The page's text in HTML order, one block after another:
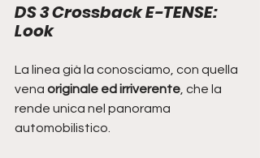
DS 3 Crossback E-TENSE:
Look
La linea già la conosciamo, con quella
vena originale ed irriverente, che la
rende unica nel panorama
automobilistico.